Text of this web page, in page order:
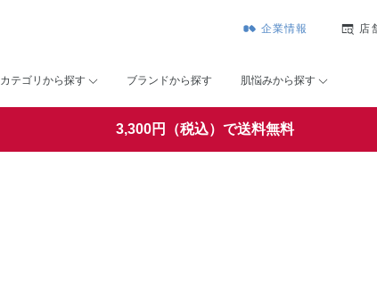
3,300円（税込）で送料無料
企業情報 店
カテゴリから探す ブランドから探す 肌悩みから探す